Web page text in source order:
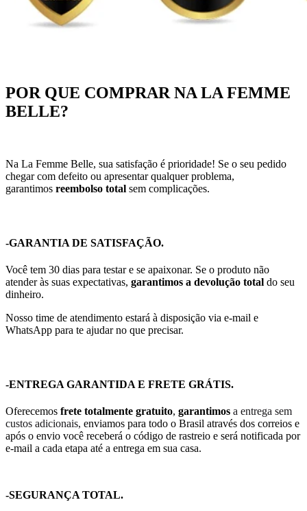
POR QUE COMPRAR NA LA FEMME
BELLE?
Na La Femme Belle, sua satisfação é prioridade! Se o seu pedido
chegar com defeito ou apresentar qualquer problema,
garantimos reembolso total sem complicações.
-GARANTIA DE SATISFAÇÃO.
Você tem 30 dias para testar e se apaixonar. Se o produto não
atender às suas expectativas, garantimos a devolução total do seu
dinheiro.
Nosso time de atendimento estará à disposição via e-mail e
WhatsApp para te ajudar no que precisar.
-ENTREGA GARANTIDA E FRETE GRÁTIS.
Oferecemos frete totalmente gratuito, garantimos a entrega sem
custos adicionais, enviamos para todo o Brasil através dos correios e
após o envio você receberá o código de rastreio e será notificada por
e-mail a cada etapa até a entrega em sua casa.
-SEGURANÇA TOTAL.